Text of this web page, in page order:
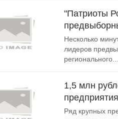
"Патриоты
Несколько
лидеров
регионального...
1,5 млн
Ряд крупных